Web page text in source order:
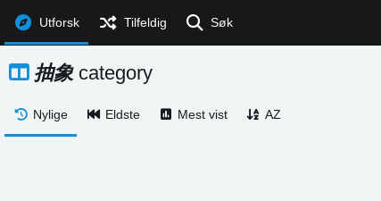
Utforsk Tilfeldig Søk
抽象category
Nylige Eldste Mest vist AZ